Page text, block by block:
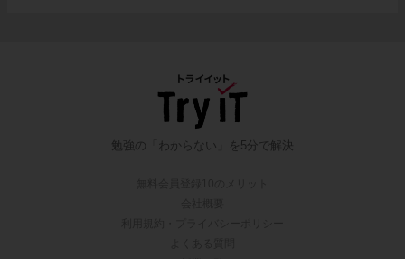
勉強の「わからない」を5分で解決